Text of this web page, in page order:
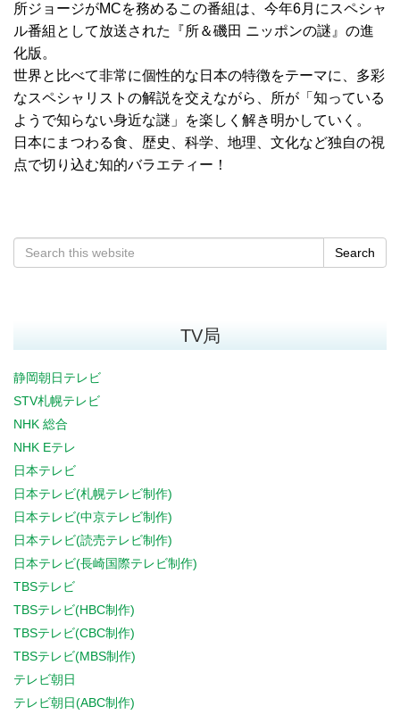
所ジョージがMCを務めるこの番組は、今年6月にスペシャ
ル番組として放送された『所＆磯田 ニッポンの謎』の進
化版。
世界と比べて非常に個性的な日本の特徴をテーマに、多彩
なスペシャリストの解説を交えながら、所が「知っている
ようで知らない身近な謎」を楽しく解き明かしていく。
日本にまつわる食、歴史、科学、地理、文化など独自の視
点で切り込む知的バラエティー！
Search
TV局
静岡朝日テレビ
STV札幌テレビ
NHK 総合
NHK Eテレ
日本テレビ
日本テレビ(札幌テレビ制作)
日本テレビ(中京テレビ制作)
日本テレビ(読売テレビ制作)
日本テレビ(長崎国際テレビ制作)
TBSテレビ
TBSテレビ(HBC制作)
TBSテレビ(CBC制作)
TBSテレビ(MBS制作)
テレビ朝日
テレビ朝日(ABC制作)